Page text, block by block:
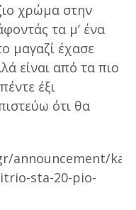
χρώμα στην
τα μ’ ένα
μαγαζί έχασε
είναι από τα πιο
έξι
ότι θα
announcement/
sta-20-pio-